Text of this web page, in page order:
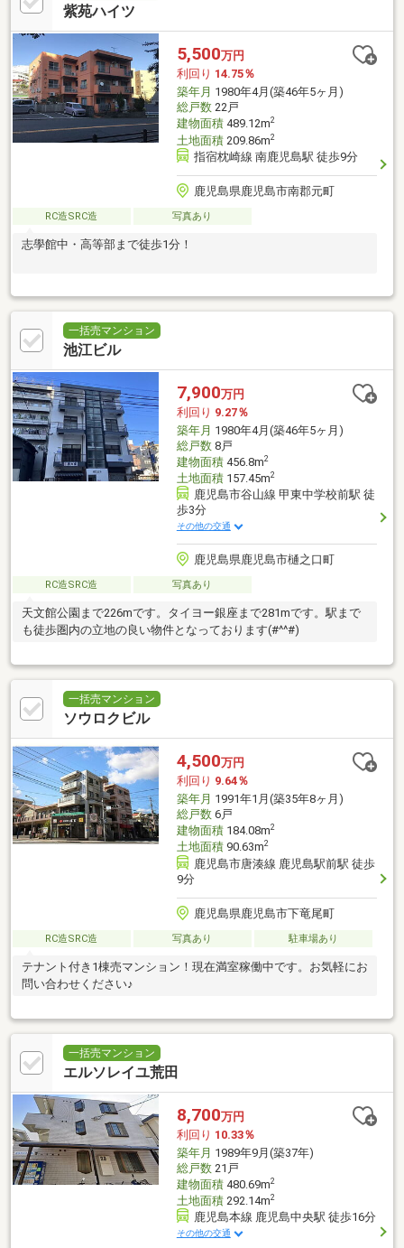
紫苑ハイツ
5,500万円
利回り 14.75％
築年月 1980年4月(築46年5ヶ月)
総戸数22戸
建物面積489.12m2
土地面積209.86m2
指宿枕崎線 南鹿児島駅 徒歩9分
鹿児島県鹿児島市南郡元町
RC造SRC造 写真あり
志學館中・高等部まで徒歩1分！
一括売マンション
池江ビル
7,900万円
利回り 9.27％
築年月 1980年4月(築46年5ヶ月)
総戸数8戸
建物面積456.8m2
土地面積157.45m2
鹿児島市谷山線 甲東中学校前駅 徒
歩3分
その他の交通
鹿児島県鹿児島市樋之口町
RC造SRC造 写真あり
天文館公園まで226mです。タイヨー銀座まで281mです。駅まで
も徒歩圏内の立地の良い物件となっております(#^^#)
一括売マンション
ソウロクビル
4,500万円
利回り 9.64％
築年月 1991年1月(築35年8ヶ月)
総戸数6戸
建物面積184.08m2
土地面積90.63m2
鹿児島市唐湊線 鹿児島駅前駅 徒歩
9分
鹿児島県鹿児島市下竜尾町
RC造SRC造 写真あり 駐車場あり
テナント付き1棟売マンション！現在満室稼働中です。お気軽にお
問い合わせください♪
一括売マンション
エルソレイユ荒田
8,700万円
利回り 10.33％
築年月 1989年9月(築37年)
総戸数21戸
建物面積480.69m2
土地面積292.14m2
鹿児島本線 鹿児島中央駅 徒歩16分
その他の交通